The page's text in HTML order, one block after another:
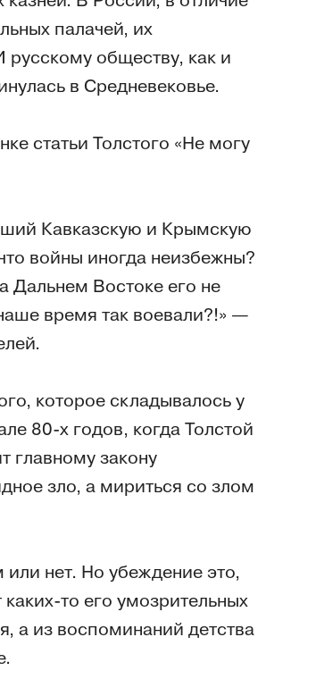
палачей, их
обществу, как и
в Средневековье.
статьи Толстого «Не могу
Кавказскую и Крымскую
войны иногда неизбежны?
Дальнем Востоке его не
время так воевали?!» —
которое складывалось у
80-х годов, когда Толстой
главному закону
зло, а мириться со злом
нет. Но убеждение это,
то его умозрительных
а из воспоминаний детства